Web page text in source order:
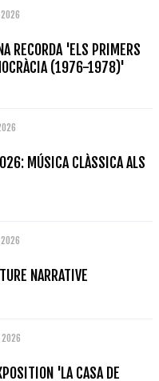
RECORDA 'ELS PRIMERS
(1976-1978)'
MÚSICA CLÀSSICA ALS
NARRATIVE
'LA CASA DE